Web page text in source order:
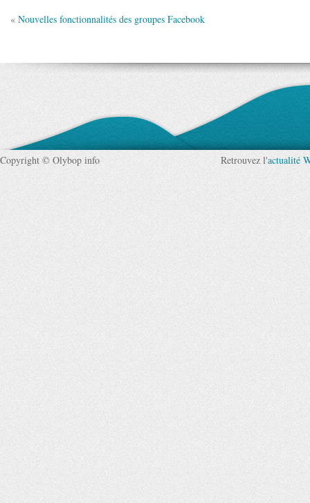
« Nouvelles fonctionnalités des groupes Facebook
Copyright © Olybop info Retrouvez l'actualité